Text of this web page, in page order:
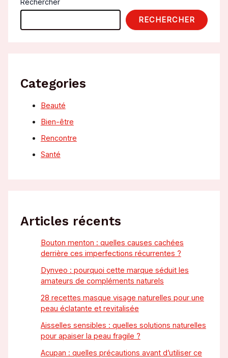
Rechercher
RECHERCHER
Categories
Beauté
Bien-être
Rencontre
Santé
Articles récents
Bouton menton : quelles causes cachées
derrière ces imperfections récurrentes ?
Dynveo : pourquoi cette marque séduit les
amateurs de compléments naturels
28 recettes masque visage naturelles pour une
peau éclatante et revitalisée
Aisselles sensibles : quelles solutions naturelles
pour apaiser la peau fragile ?
Acupan : quelles précautions avant d’utiliser ce